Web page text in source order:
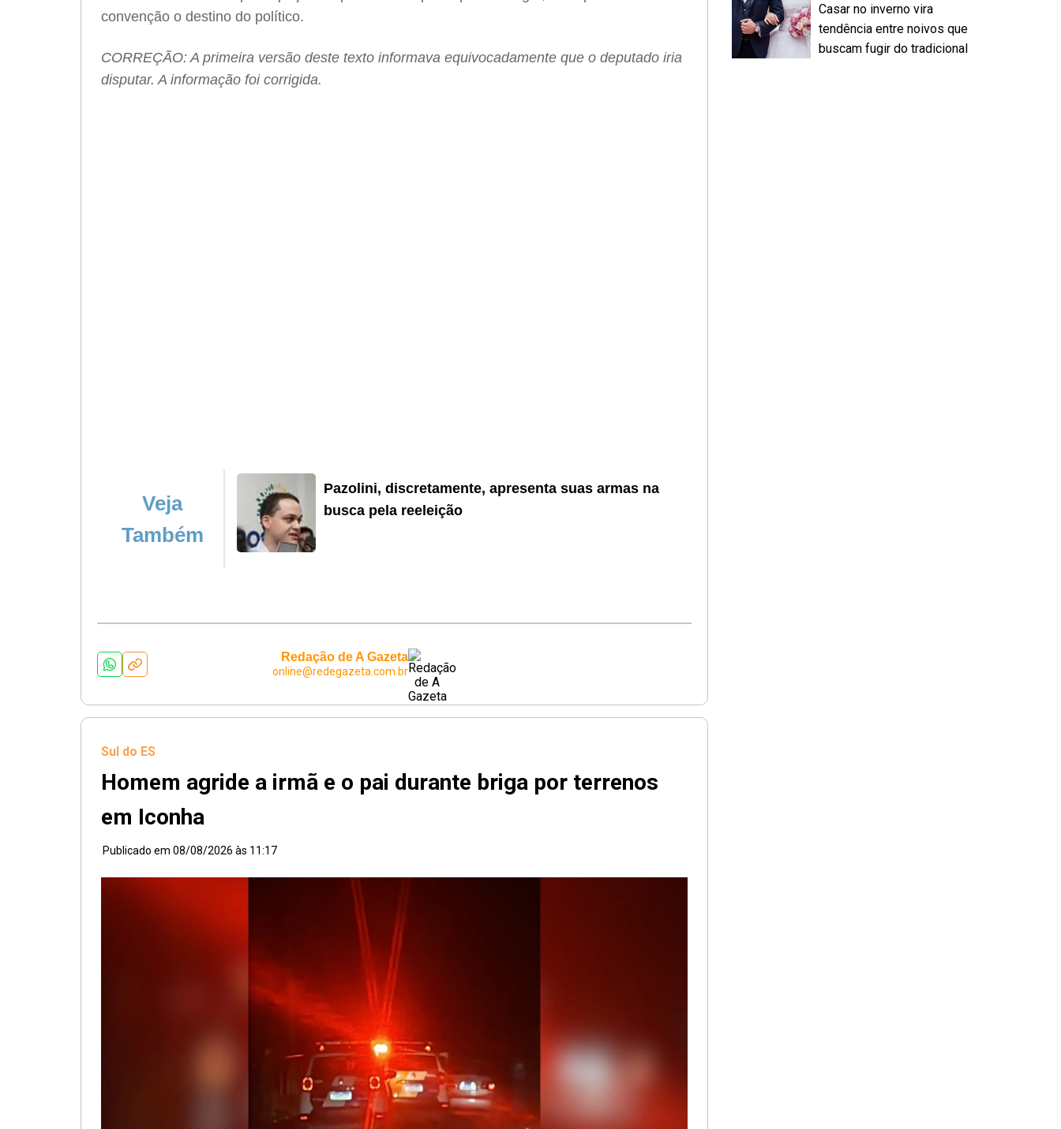
convenção o destino do político.
CORREÇÃO: A primeira versão deste texto informava equivocadamente que o deputado iria
disputar. A informação foi corrigida.
Veja
Também
Pazolini, discretamente, apresenta suas armas na
busca pela reeleição
Redação de A Gazeta
online@redegazeta.com.br
Sul do ES
Homem agride a irmã e o pai durante briga por terrenos
em Iconha
Publicado em 08/08/2026 às 11:17
Casar no inverno vira
tendência entre noivos que
buscam fugir do tradicional